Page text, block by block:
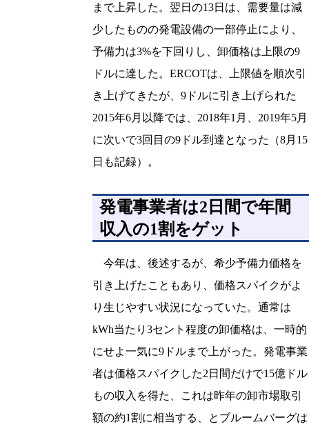
まで上昇した。翌日の13日は、需要量は減
少したものの発電設備の一部停止により、
予備力は3%を下回りし、卸価格は上限の9
ドルに達した。ERCOTは、上限値を順次引
き上げてきたが、9ドルに引き上げられた
2015年6月以降では、2018年1月、2019年5月
に次いで3回目の9ドル到達となった（8月15
日も記録）。
発電事業者は2日間で年間
収入の1割をゲット
今年は、後述するが、希少予備力価格を
引き上げたこともあり、価格スパイクがよ
り生じやすい状況になっていた。通常は
kWh当たり3セント程度の卸価格は、一時的
にせよ一気に9ドルまで上がった。発電事業
者は価格スパイクした2日間だけで15億ドル
もの収入を得た、これは昨年の卸市場取引
額の約1割に相当する、とブルームバーグは